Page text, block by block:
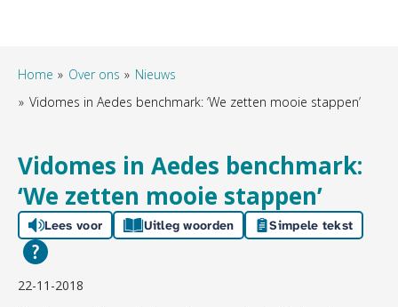
Home Over ons
Nieuws
Vidomes in Aedes benchmark: ‘We zetten mooie stappen’
Vidomes in Aedes benchmark:
‘We zetten mooie stappen’
Lees voor Uitleg woorden Simpele tekst
22-11-2018